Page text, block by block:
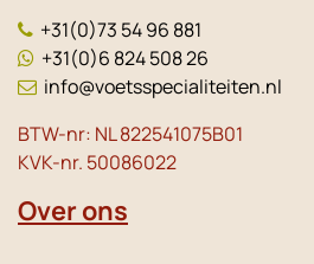
+31(0)73 54 96 881
+31(0)6 824 508 26
info@voetsspecialiteiten.nl
BTW-nr: NL 822541075B01
KVK-nr. 50086022
Over ons